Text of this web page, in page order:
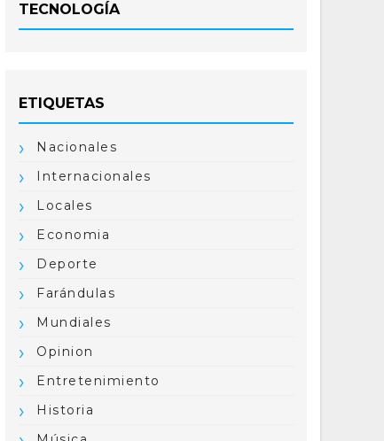
TECNOLOGÍA
ETIQUETAS
Nacionales
Internacionales
Locales
Economia
Deporte
Farándulas
Mundiales
Opinion
Entretenimiento
Historia